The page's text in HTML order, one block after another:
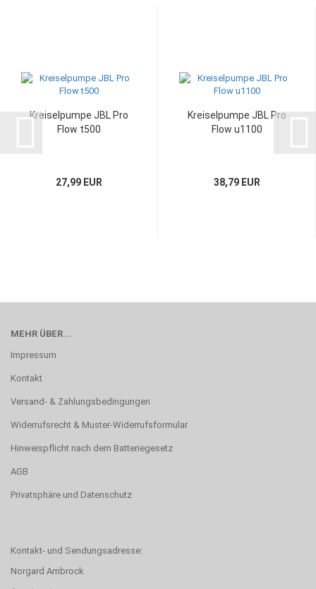
Kreiselpumpe JBL Pro
Flow t500
27,99 EUR
Kreiselpumpe JBL Pro
Flow u1100
38,79 EUR
MEHR ÜBER...
Impressum
Kontakt
Versand- & Zahlungsbedingungen
Widerrufsrecht & Muster-Widerrufsformular
Hinweispflicht nach dem Batteriegesetz
AGB
Privatsphäre und Datenschutz
Kontakt- und Sendungsadresse:
Norgard Ambrock